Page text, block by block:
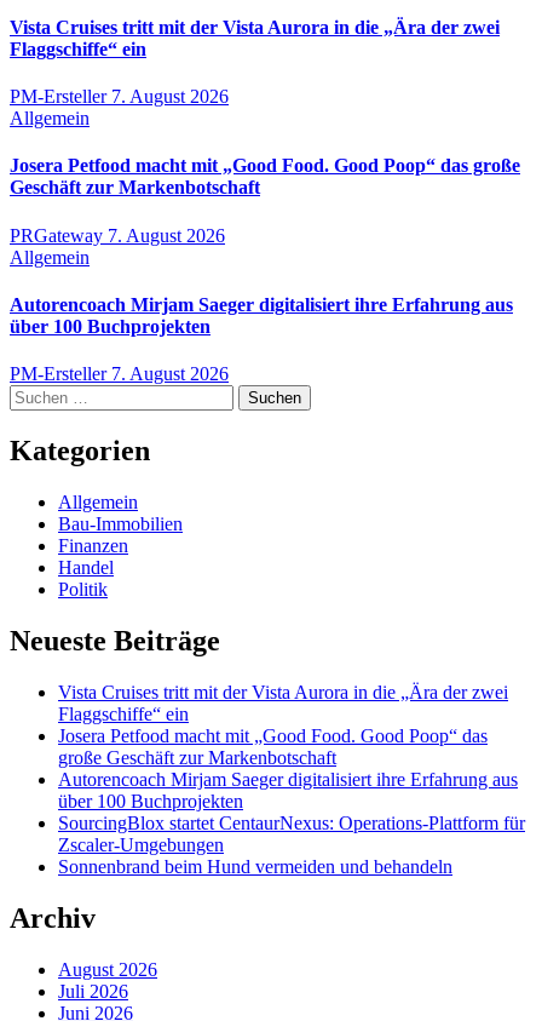
Vista Cruises tritt mit der Vista Aurora in die „Ära der zwei
Flaggschiffe“ ein
PM-Ersteller 7. August 2026
Allgemein
Josera Petfood macht mit „Good Food. Good Poop“ das große
Geschäft zur Markenbotschaft
PRGateway 7. August 2026
Allgemein
Autorencoach Mirjam Saeger digitalisiert ihre Erfahrung aus
über 100 Buchprojekten
PM-Ersteller 7. August 2026
Suchen
nach:
Kategorien
Allgemein
Bau-Immobilien
Finanzen
Handel
Politik
Neueste Beiträge
Vista Cruises tritt mit der Vista Aurora in die „Ära der zwei
Flaggschiffe“ ein
Josera Petfood macht mit „Good Food. Good Poop“ das
große Geschäft zur Markenbotschaft
Autorencoach Mirjam Saeger digitalisiert ihre Erfahrung aus
über 100 Buchprojekten
SourcingBlox startet CentaurNexus: Operations-Plattform für
Zscaler-Umgebungen
Sonnenbrand beim Hund vermeiden und behandeln
Archiv
August 2026
Juli 2026
Juni 2026